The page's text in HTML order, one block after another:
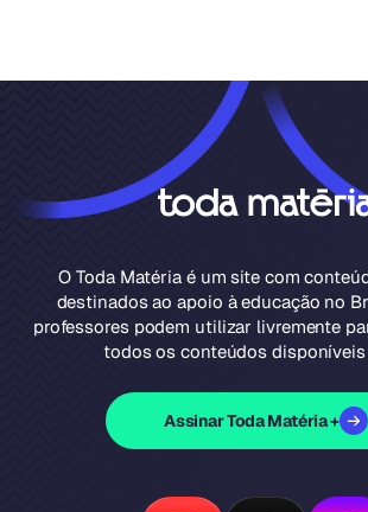
O Toda Matéria é um site com
destinados ao apoio à educação no
professores podem utilizar livremente
todos os conteúdos
Assinar Toda Matéria +